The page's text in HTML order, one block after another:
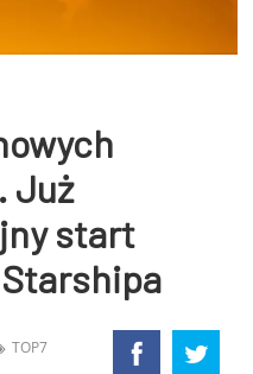
Już
start
TOP7